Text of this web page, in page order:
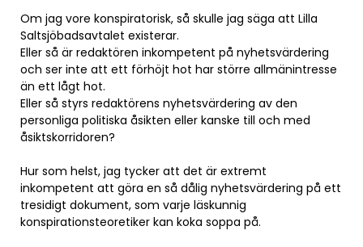
Om jag vore konspiratorisk, så skulle jag säga att Lilla
Saltsjöbadsavtalet existerar.
Eller så är redaktören inkompetent på nyhetsvärdering
och ser inte att ett förhöjt hot har större allmänintresse
än ett lågt hot.
Eller så styrs redaktörens nyhetsvärdering av den
personliga politiska åsikten eller kanske till och med
åsiktskorridoren?
Hur som helst, jag tycker att det är extremt
inkompetent att göra en så dålig nyhetsvärdering på ett
tresidigt dokument, som varje läskunnig
konspirationsteoretiker kan koka soppa på.